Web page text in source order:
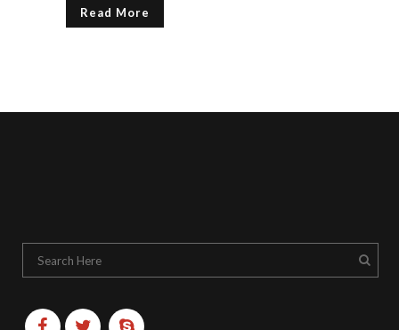
Read More